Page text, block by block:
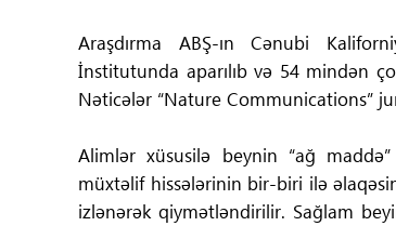
Araşdırma ABŞ-ın Cənubi
İnstitutunda aparılıb və 54 mindən
Nəticələr “Nature Communications”
Alimlər xüsusilə beynin “ağ
müxtəlif hissələrinin bir-biri ilə
izlənərək qiymətləndirilir. Sağlam
COVID-19